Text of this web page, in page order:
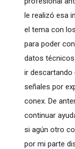
le realizó esa
el tema con
para poder
datos técnicos
ir descartando
señales por
conex. De
continuar
si agún otro
por mi parte